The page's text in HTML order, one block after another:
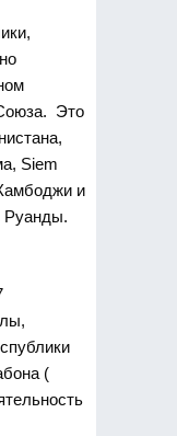
Это
Siem
и
Руанды.
(